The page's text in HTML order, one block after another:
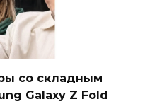
со складным
Galaxy Z Fold